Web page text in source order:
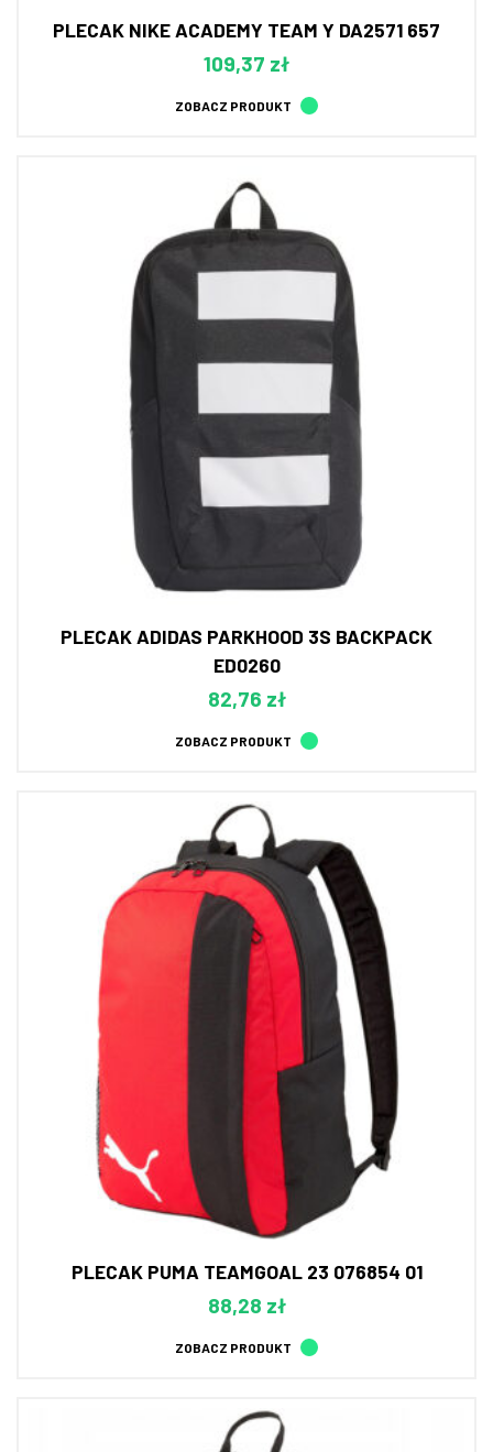
PLECAK NIKE ACADEMY TEAM Y DA2571 657
109,37 zł
ZOBACZ PRODUKT
PLECAK ADIDAS PARKHOOD 3S BACKPACK
ED0260
82,76 zł
ZOBACZ PRODUKT
PLECAK PUMA TEAMGOAL 23 076854 01
88,28 zł
ZOBACZ PRODUKT